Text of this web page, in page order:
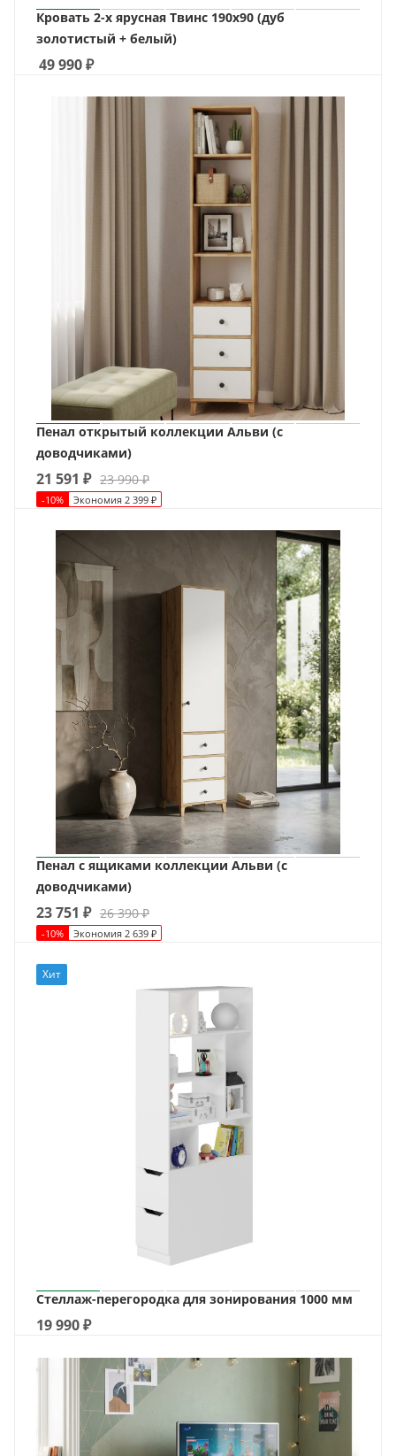
Кровать 2-х ярусная Твинс 190х90 (дуб
золотистый + белый)
49 990₽
Пенал открытый коллекции Альви (с
доводчиками)
21 591 ₽ 23 990₽
-10% Экономия 2 399 ₽
Пенал с ящиками коллекции Альви (с
доводчиками)
23 751 ₽ 26 390₽
-10% Экономия 2 639 ₽
Хит
Стеллаж-перегородка для зонирования 1000 мм
19 990₽